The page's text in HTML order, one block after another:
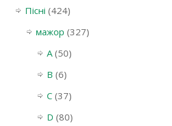
Пісні (424)
мажор (327)
A(50)
B (6)
C(37)
D (80)